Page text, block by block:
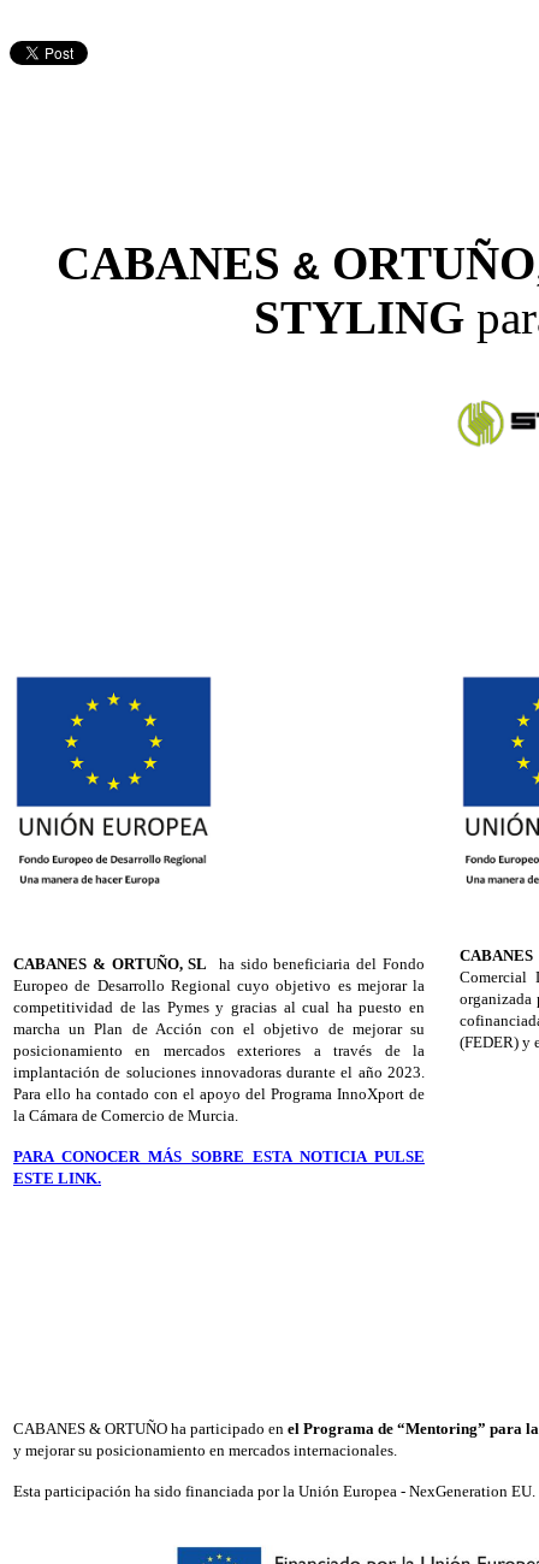
CABANES &ORTUÑO
STYLING
CABANES & ORTUÑO, SL ha sido beneficiaria del Fondo
Europeo de Desarrollo Regional cuyo objetivo es mejorar la
competitividad de las Pymes y gracias al cual ha puesto en
marcha un Plan de Acción con el objetivo de mejorar su
posicionamiento en mercados exteriores a través de la
implantación de soluciones innovadoras durante el año 2023.
Para ello ha contado con el apoyo del Programa InnoXport de
la Cámara de Comercio de Murcia.
PARA CONOCER MÁS SOBRE ESTA NOTICIA PULSE
ESTE LINK.
Comercial
organizada
(FEDER) y
CABANES & ORTUÑO ha participado en el Programa de “Mentoring” para
y mejorar su posicionamiento en mercados internacionales.
Esta participación ha sido financiada por la Unión Europea - NexGeneration EU.